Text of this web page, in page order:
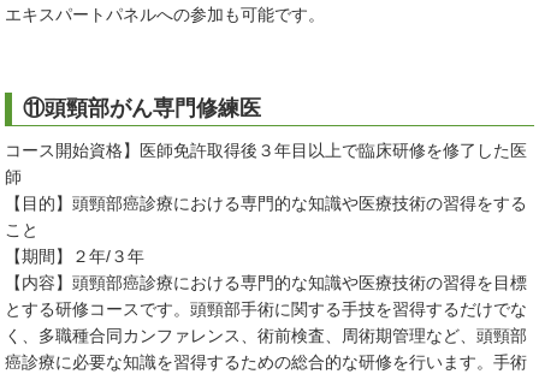
エキスパートパネルへの参加も可能です。
⑪頭頸部がん専門修練医
コース開始資格】医師免許取得後３年目以上で臨床研修を修了した医
師
【目的】頭頸部癌診療における専門的な知識や医療技術の習得をする
こと
【期間】２年/３年
【内容】頭頸部癌診療における専門的な知識や医療技術の習得を目標
とする研修コースです。頭頸部手術に関する手技を習得するだけでな
く、多職種合同カンファレンス、術前検査、周術期管理など、頭頸部
癌診療に必要な知識を習得するための総合的な研修を行います。手術